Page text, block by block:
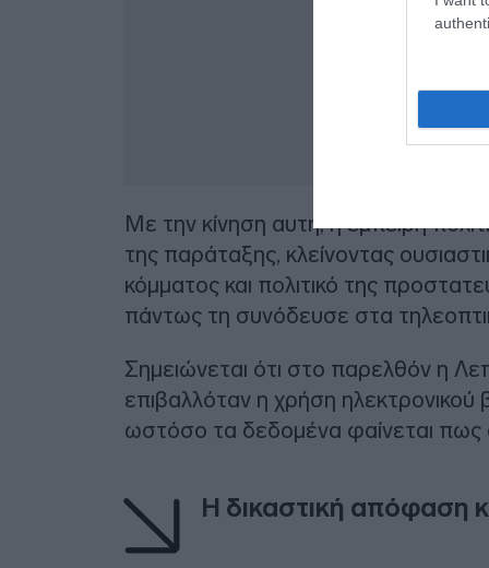
Με την κίνηση αυτή, η έμπειρη
της παράταξης, κλείνοντας
κόμματος και πολιτικό της
πάντως τη συνόδευσε στα
Σημειώνεται ότι στο παρελθόν η
επιβαλλόταν η χρήση
ωστόσο τα δεδομένα φαίνεται πως
Η δικαστική απόφαση